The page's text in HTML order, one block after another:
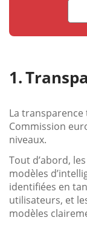
La
Commission
niveaux.
Tout d’abord,
modèles
identifiées en
utilisateurs, et
modèles